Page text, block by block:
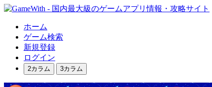
ホーム
ゲーム検索
新規登録
ログイン
2カラム 3カラム